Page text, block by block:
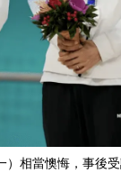
相當懊悔，事後